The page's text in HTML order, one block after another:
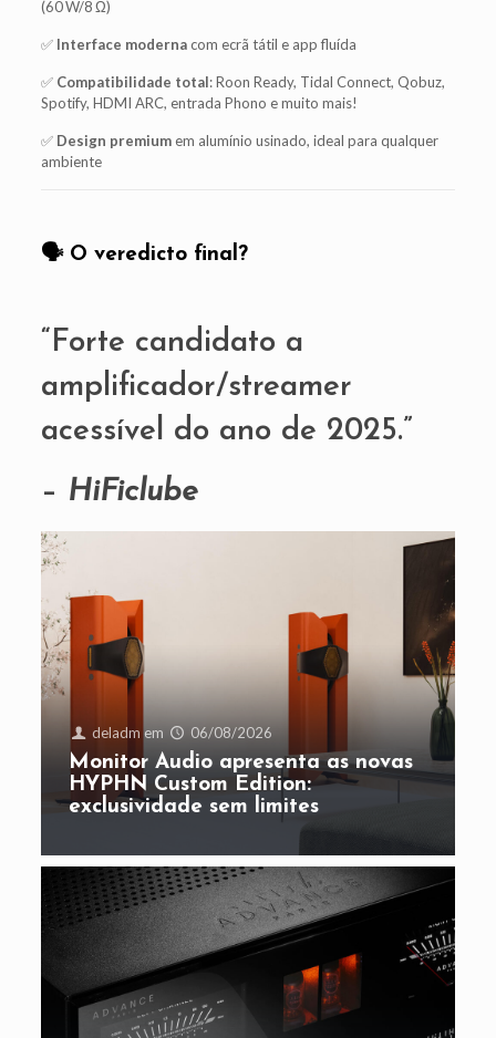
(60 W/8 Ω)
✅ Interface modernacom ecrã tátil e app fluída
✅ Compatibilidade total: Roon Ready, Tidal Connect, Qobuz,
Spotify, HDMI ARC, entrada Phono e muito mais!
✅ Design premiumem alumínio usinado, ideal para qualquer
ambiente
🗣️ O veredicto final?
“Forte candidato a
amplificador/streamer
acessível do ano de 2025.”
– HiFiclube
deladm em 06/08/2026
Monitor Audio apresenta as novas
HYPHN Custom Edition:
exclusividade sem limites